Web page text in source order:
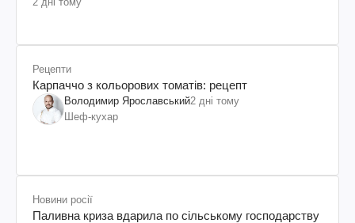
Рецепти
Карпаччо з кольорових томатів: рецепт
Володимир Ярославський2 дні тому
Шеф-кухар
Новини росії
Паливна криза вдарила по сільському господарству